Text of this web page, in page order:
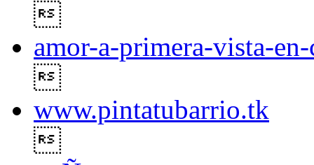
amor-a-primera-vista-
www.pintatubarrio.tk